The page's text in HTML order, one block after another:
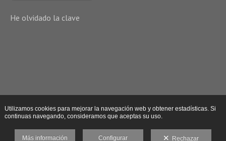
He olvidado la clave
Utilizamos cookies para mejorar la navegación web y obtener estadísticas. Si
continuas navegando, consideramos que aceptas su uso.
Más información Configurar Rechazar